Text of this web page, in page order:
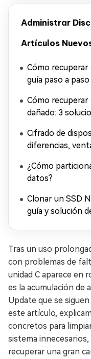
Administrar
Artículos
Cómo recuperar
guía paso a paso
Cómo
dañado: 3
Cifrado de
diferencias,
¿Cómo
datos?
Clonar un SSD
guía y solución
Tras un uso
con problemas de
unidad C aparece en
es la acumulación de
Update que se
este artículo,
concretos para
sistema
recuperar una gran